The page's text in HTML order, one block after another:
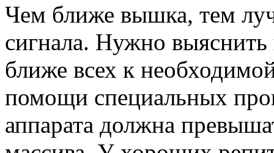
Чем ближе вышка, тем
сигнала. Нужно выяснить
ближе всех к
помощи специальных
аппарата должна